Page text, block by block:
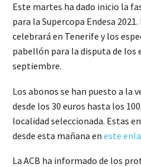
Este martes ha dado inicio la
para la Supercopa Endesa
celebrará en Tenerife y los
pabellón para la disputa de los
septiembre.
Los abonos se han puesto a la
desde los 30 euros hasta los
localidad seleccionada. Estas
desde esta mañana en este
La ACB ha informado de los